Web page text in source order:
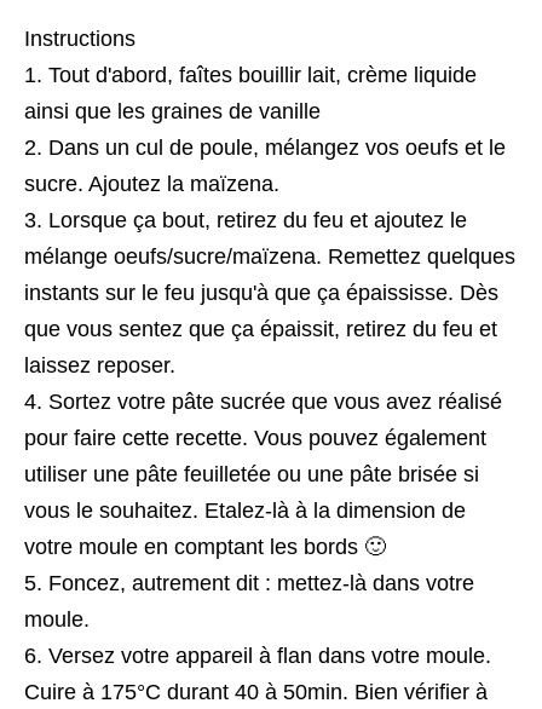
Instructions
Tout d'abord, faîtes bouillir lait, crème liquide
ainsi que les graines de vanille
Dans un cul de poule, mélangez vos oeufs et le
sucre. Ajoutez la maïzena.
Lorsque ça bout, retirez du feu et ajoutez le
mélange oeufs/sucre/maïzena. Remettez quelques
instants sur le feu jusqu'à que ça épaississe. Dès
que vous sentez que ça épaissit, retirez du feu et
laissez reposer.
Sortez votre pâte sucrée que vous avez réalisé
pour faire cette recette. Vous pouvez également
utiliser une pâte feuilletée ou une pâte brisée si
vous le souhaitez. Etalez-là à la dimension de
votre moule en comptant les bords 🙂
Foncez, autrement dit : mettez-là dans votre
moule.
Versez votre appareil à flan dans votre moule.
Cuire à 175°C durant 40 à 50min. Bien vérifier à